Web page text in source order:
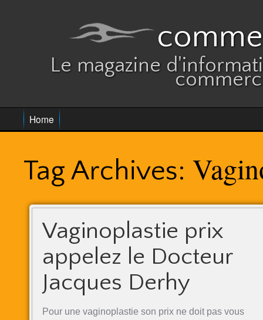
Le magazine
Home
Tag Archives:
Vaginoplastie prix
appelez le Docteur
Jacques Derhy
Pour une vaginoplastie son prix ne doit pas vous